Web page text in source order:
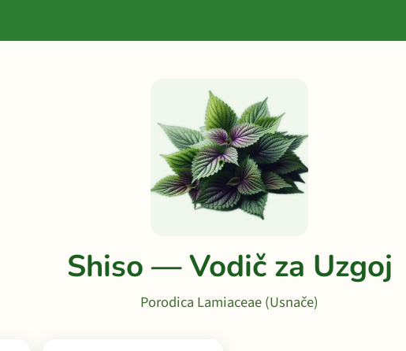
Shiso — Vodič za Uzgoj
Porodica Lamiaceae (Usnače)